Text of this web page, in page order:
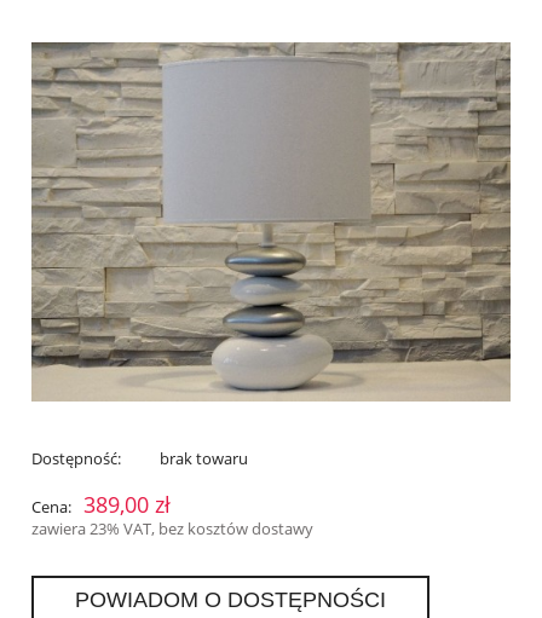
Dostępność: brak towaru
Cena: 389,00 zł
zawiera 23% VAT, bez kosztów dostawy
POWIADOM O DOSTĘPNOŚCI